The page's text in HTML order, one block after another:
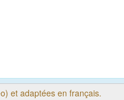
et adaptées en français.